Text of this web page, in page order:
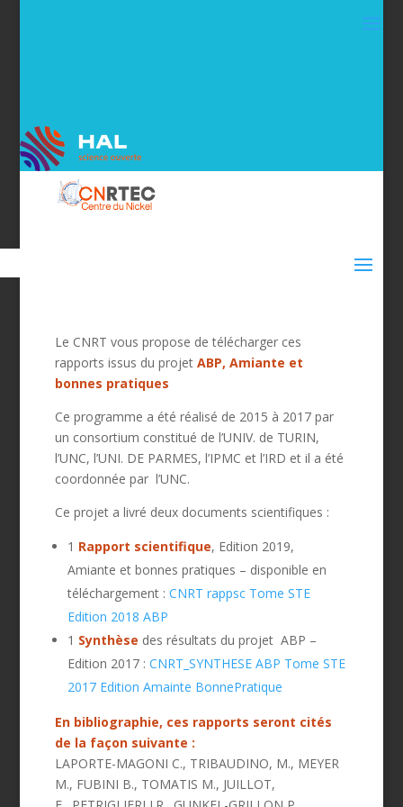
Le CNRT vous propose de télécharger ces
rapports issus du projet ABP, Amiante et
bonnes pratiques
Ce programme a été réalisé de 2015 à 2017 par
un consortium constitué de l’UNIV. de TURIN,
l’UNC, l’UNI. DE PARMES, l’IPMC et l’IRD et il a été
coordonnée par l’UNC.
Ce projet a livré deux documents scientifiques :
1 Rapport scientifique, Edition 2019,
Amiante et bonnes pratiques – disponible en
téléchargement : CNRT rappsc Tome STE
Edition 2018 ABP
1 Synthèse des résultats du projet ABP –
Edition 2017 : CNRT_SYNTHESE ABP Tome STE
2017 Edition Amainte BonnePratique
En bibliographie, ces rapports seront cités
de la façon suivante :
LAPORTE-MAGONI C., TRIBAUDINO, M., MEYER
M., FUBINI B., TOMATIS M., JUILLOT,